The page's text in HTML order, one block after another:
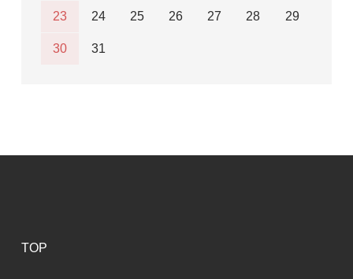
23 24 25 26 27 28 29
30 31
TOP